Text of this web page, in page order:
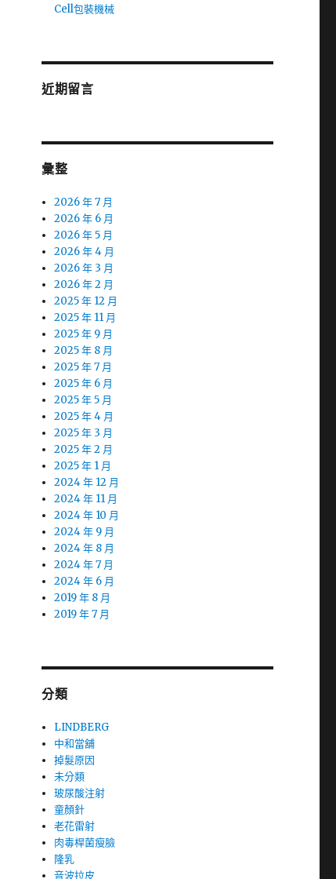
Cell包裝機械
近期留言
彙整
2026 年 7 月
2026 年 6 月
2026 年 5 月
2026 年 4 月
2026 年 3 月
2026 年 2 月
2025 年 12 月
2025 年 11 月
2025 年 9 月
2025 年 8 月
2025 年 7 月
2025 年 6 月
2025 年 5 月
2025 年 4 月
2025 年 3 月
2025 年 2 月
2025 年 1 月
2024 年 12 月
2024 年 11 月
2024 年 10 月
2024 年 9 月
2024 年 8 月
2024 年 7 月
2024 年 6 月
2019 年 8 月
2019 年 7 月
分類
LINDBERG
中和當舖
掉髮原因
未分類
玻尿酸注射
童顏針
老花雷射
肉毒桿菌瘦臉
隆乳
音波拉皮